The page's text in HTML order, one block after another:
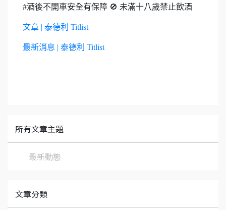
#酒後不開車安全有保障 🚫 未滿十八歲禁止飲酒
文章 | 泰德利 Titlist
最新消息 | 泰德利 Titlist
所有文章主題
最新動態
文章分類